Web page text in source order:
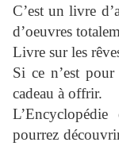
C’est un livre
d’oeuvres
Livre sur les
Si ce n’est
cadeau à offrir.
pourrez